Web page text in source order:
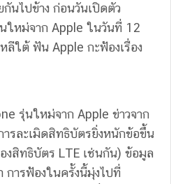
กันไปข้าง ก่อนวันเปิดตัว
ใหม่จาก Apple ในวันที่ 12
ลีใต้ ฟัน Apple กะฟ้องเรื่อง
รุ่นใหม่จาก Apple ข่าวจาก
ารละเมิดสิทธิบัตรยิ่งหนักข้อขึ้น
งสิทธิบัตร LTE เช่นกัน) ข้อมูล
การฟ้องในครั้งนี้มุ่งไปที่